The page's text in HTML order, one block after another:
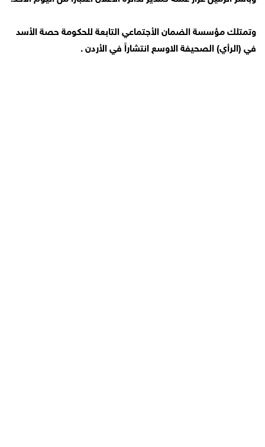
وتمتلك مؤسسة الضمان الأجتماعي التابعة للحكومة حصة الأسد
في (الرأي) الصحيفة الاوسع انتشاراً في الأردن .